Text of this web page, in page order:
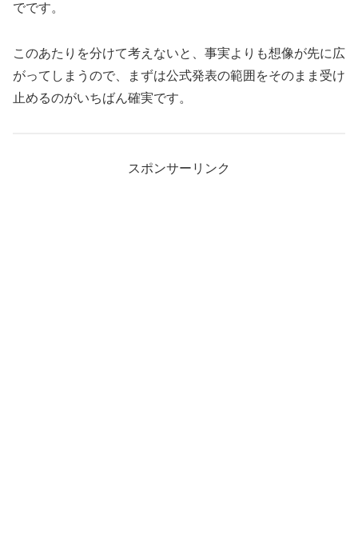
でです。
このあたりを分けて考えないと、事実よりも想像が先に広
がってしまうので、まずは公式発表の範囲をそのまま受け
止めるのがいちばん確実です。
スポンサーリンク